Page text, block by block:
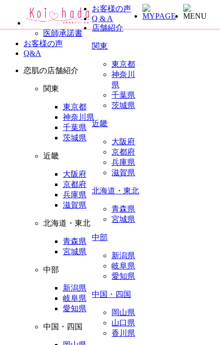
お客様の声
Q & A
店舗紹介
関東
東京都
神奈川
県
千葉県
茨城県
近畿
大阪府
京都府
兵庫県
滋賀県
北海道・東北
青森県
宮城県
中部
新潟県
岐阜県
愛知県
中国・四国
岡山県
山口県
香川県
全身脱毛サロン恋肌TOP
未成年同意書
医師承諾書
お客様の声
Q&A
恋肌の店舗紹介
関東
東京都
神奈川県
千葉県
茨城県
近畿
大阪府
京都府
兵庫県
滋賀県
北海道・東北
青森県
宮城県
中部
新潟県
岐阜県
愛知県
中国・四国